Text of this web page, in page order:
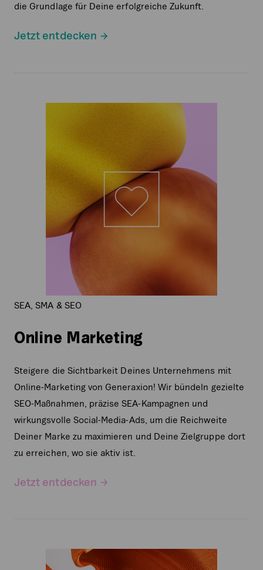
die Grundlage für Deine erfolgreiche Zukunft.
Jetzt entdecken
SEA, SMA & SEO
Online Marketing
Steigere die Sichtbarkeit Deines Unternehmens mit
Online-Marketing von Generaxion! Wir bündeln gezielte
SEO-Maßnahmen, präzise SEA-Kampagnen und
wirkungsvolle Social-Media-Ads, um die Reichweite
Deiner Marke zu maximieren und Deine Zielgruppe dort
zu erreichen, wo sie aktiv ist.
Jetzt entdecken